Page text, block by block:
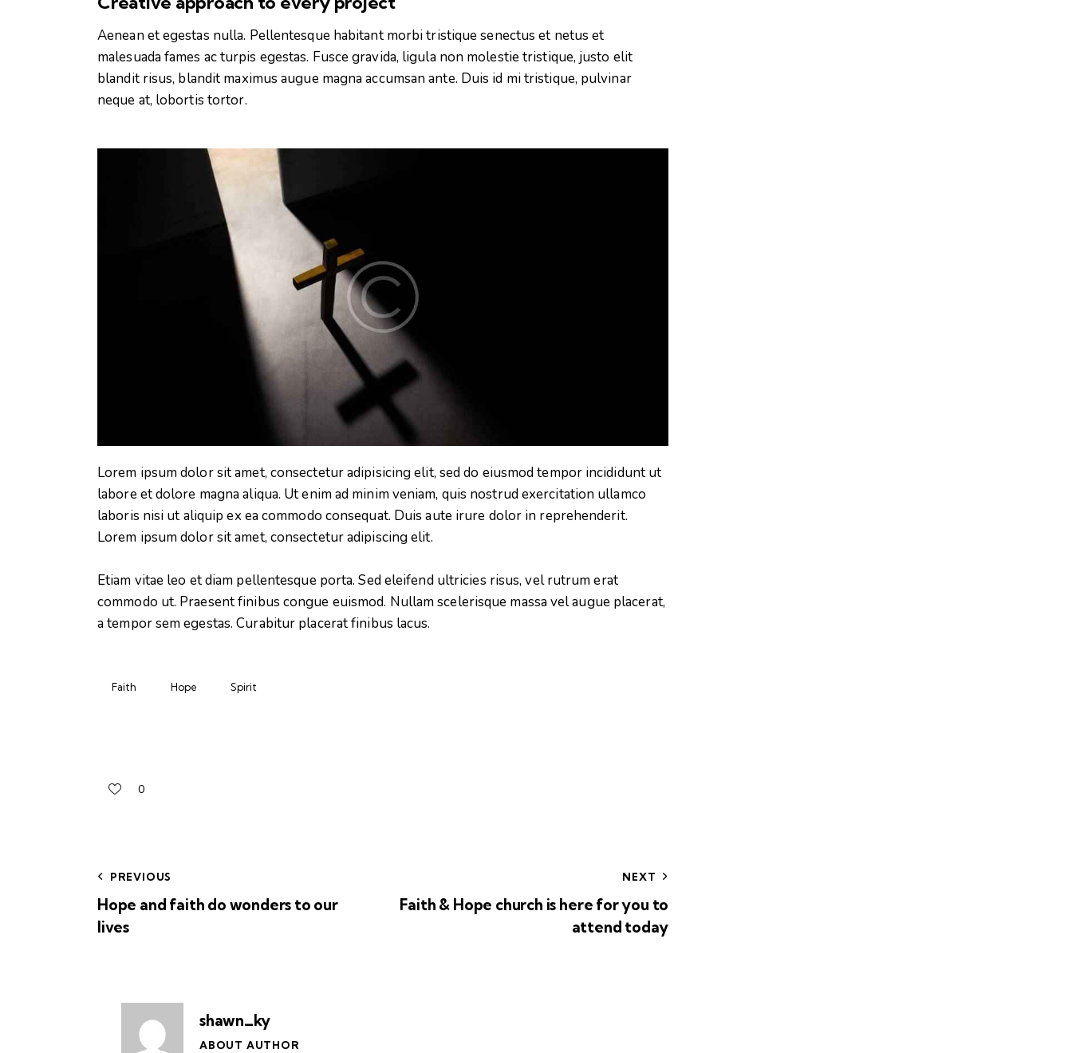
Aenean et egestas nulla. Pellentesque habitant morbi tristique senectus et netus et
malesuada fames ac turpis egestas. Fusce gravida, ligula non molestie tristique, justo elit
blandit risus, blandit maximus augue magna accumsan ante. Duis id mi tristique, pulvinar
neque at, lobortis tortor.
Lorem ipsum dolor sit amet, consectetur adipisicing elit, sed do eiusmod tempor incididunt ut
labore et dolore magna aliqua. Ut enim ad minim veniam, quis nostrud exercitation ullamco
laboris nisi ut aliquip ex ea commodo consequat. Duis aute irure dolor in reprehenderit.
Lorem ipsum dolor sit amet, consectetur adipiscing elit.
Etiam vitae leo et diam pellentesque porta. Sed eleifend ultricies risus, vel rutrum erat
commodo ut. Praesent finibus congue euismod. Nullam scelerisque massa vel augue placerat,
a tempor sem egestas. Curabitur placerat finibus lacus.
Faith Hope Spirit
0
PREVIOUS
Hope and faith do wonders to our
lives
NEXT
Faith & Hope church is here for you to
attend today
shawn_ky
ABOUT AUTHOR